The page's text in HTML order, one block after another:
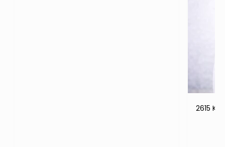
2615